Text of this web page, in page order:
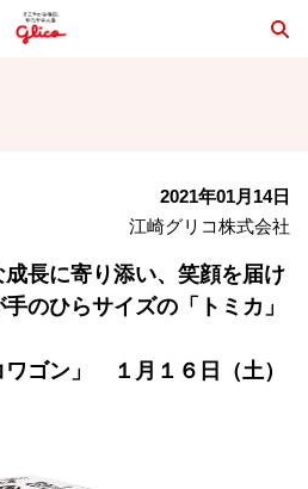
2021年01月14日
江崎グリコ株式会社
長に寄り添い、笑顔を届け
のひらサイズの「トミカ」
ワゴン」 １月１６日（土）